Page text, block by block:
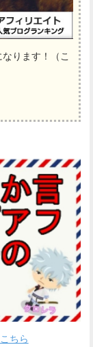
ります！（こ
ちら